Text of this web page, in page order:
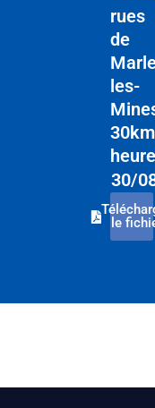
rues
de
les-
30km
heure
30/
le